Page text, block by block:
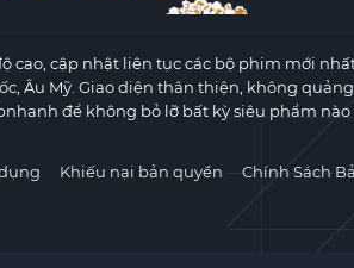
cao, cập nhật liên tục các bộ phim mới
Âu Mỹ. Giao diện thân thiện, không
để không bỏ lỡ bất kỳ siêu phẩm
Khiếu nại bản quyền Chính Sách